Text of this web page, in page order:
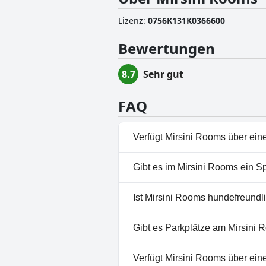
Lizenz: 0756K131K0366600
Bewertungen
8.7 Sehr gut
FAQ
Verfügt Mirsini Rooms über
Nein, Mirsini Rooms hat
Gibt es im Mirsini Rooms ein
Nein, ein Spa ist im Mirsini
Ist Mirsini Rooms
Nein, Mirsini Rooms erlaubt
Gibt es Parkplätze am Mirsini
Nein, im Mirsini Rooms gibt
Verfügt Mirsini Rooms über